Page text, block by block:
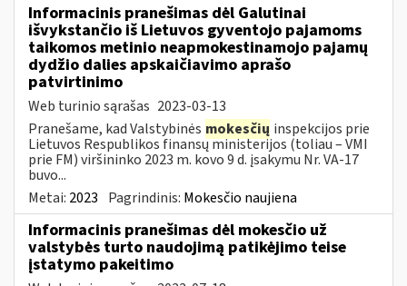
Informacinis pranešimas dėl Galutinai
išvykstančio iš Lietuvos gyventojo pajamoms
taikomos metinio neapmokestinamojo pajamų
dydžio dalies apskaičiavimo aprašo
patvirtinimo
Web turinio sąrašas 2023-03-13
Pranešame, kad Valstybinės mokesčių inspekcijos prie
Lietuvos Respublikos finansų ministerijos (toliau – VMI
prie FM) viršininko 2023 m. kovo 9 d. įsakymu Nr. VA-17
buvo...
Metai: 2023 Pagrindinis: Mokesčio naujiena
Informacinis pranešimas dėl mokesčio už
valstybės turto naudojimą patikėjimo teise
įstatymo pakeitimo